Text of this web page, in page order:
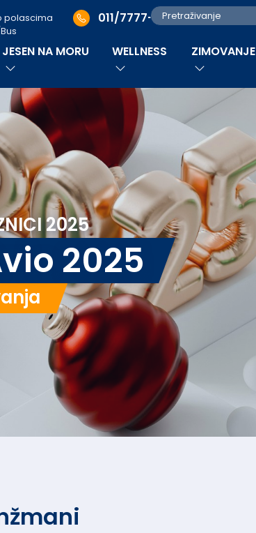
Pretraživanje
polascima
011/7777-280
JESEN NA MORU WELLNESS ZIMOVANJE
2025
2025